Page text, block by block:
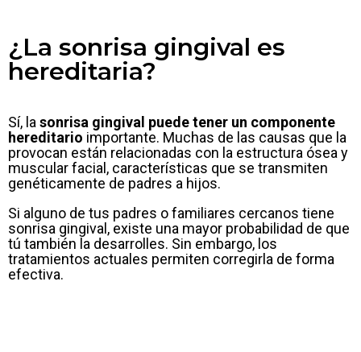
¿La sonrisa gingival es
hereditaria?
Sí, la sonrisa gingival puede tener un componente
hereditario importante. Muchas de las causas que la
provocan están relacionadas con la estructura ósea y
muscular facial, características que se transmiten
genéticamente de padres a hijos.
Si alguno de tus padres o familiares cercanos tiene
sonrisa gingival, existe una mayor probabilidad de que
tú también la desarrolles. Sin embargo, los
tratamientos actuales permiten corregirla de forma
efectiva.